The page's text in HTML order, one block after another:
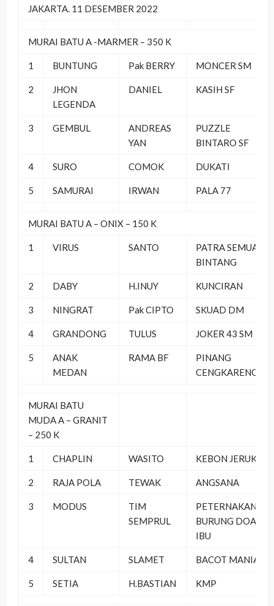
JAKARTA. 11 DESEMBER 2022
MURAI BATU A -MARMER – 350 K
1 BUNTUNG Pak BERRY MONCER SM
2
JHON
LEGENDA
DANIEL KASIH SF
3 GEMBUL
ANDREAS
YAN
PUZZLE
BINTARO SF
4 SURO COMOK DUKATI
5 SAMURAI IRWAN PALA 77
MURAI BATU A – ONIX – 150 K
1 VIRUS SANTO
PATRA SEMUA
BINTANG
2 DABY H.INUY KUNCIRAN
3 NINGRAT Pak CIPTO SKUAD DM
4 GRANDONG TULUS JOKER 43 SM
5
ANAK
MEDAN
RAMA BF
PINANG
CENGKARENG
MURAI BATU
MUDA A – GRANIT
– 250 K
1 CHAPLIN WASITO KEBON JERUK
2 RAJA POLA TEWAK ANGSANA
3 MODUS
TIM
SEMPRUL
PETERNAKAN
BURUNG DOA
IBU
4 SULTAN SLAMET BACOT MANIA
5 SETIA H.BASTIAN KMP